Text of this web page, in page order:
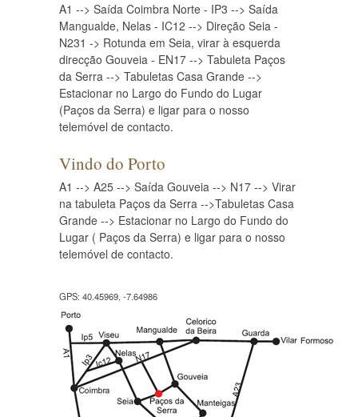
A1 --> Saída Coimbra Norte - IP3 --> Saída
Mangualde, Nelas - IC12 --> Direção Seia -
N231 -> Rotunda em Seia, virar à esquerda
direcção Gouveia - EN17 --> Tabuleta Paços
da Serra --> Tabuletas Casa Grande -->
Estacionar no Largo do Fundo do Lugar
(Paços da Serra) e ligar para o nosso
telemóvel de contacto.
Vindo do Porto
A1 --> A25 --> Saída Gouveia --> N17 --> Virar
na tabuleta Paços da Serra -->Tabuletas Casa
Grande --> Estacionar no Largo do Fundo do
Lugar ( Paços da Serra) e ligar para o nosso
telemóvel de contacto.
GPS: 40.45969, -7.64986